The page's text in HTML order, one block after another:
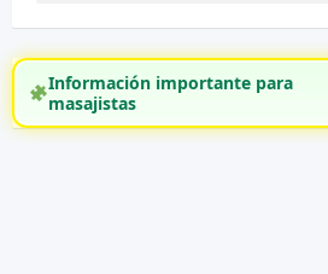
Información importante para
masajistas